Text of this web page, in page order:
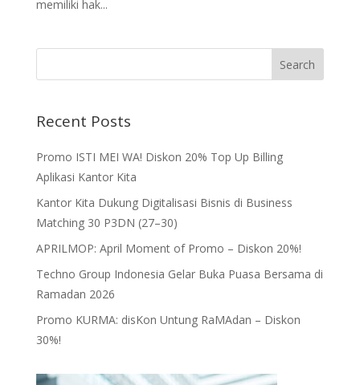
memiliki hak...
Recent Posts
Promo ISTI MEI WA! Diskon 20% Top Up Billing
Aplikasi Kantor Kita
Kantor Kita Dukung Digitalisasi Bisnis di Business
Matching 30 P3DN (27–30)
APRILMOP: April Moment of Promo – Diskon 20%!
Techno Group Indonesia Gelar Buka Puasa Bersama di
Ramadan 2026
Promo KURMA: disKon Untung RaMAdan – Diskon
30%!